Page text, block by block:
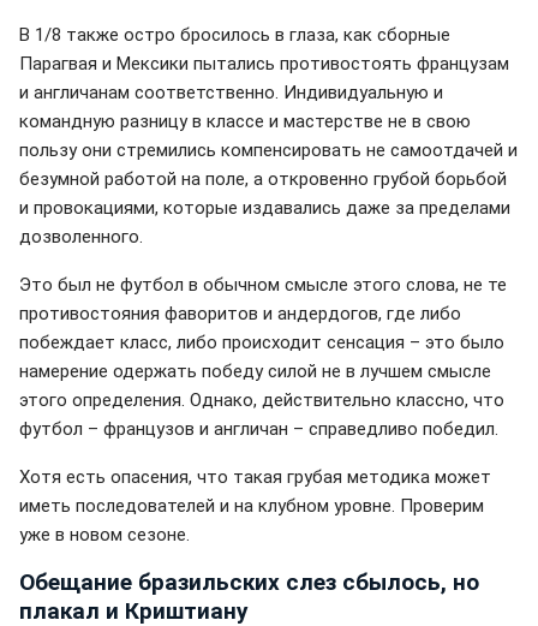
В 1/8 также остро бросилось в глаза, как сборные
Парагвая и Мексики пытались противостоять французам
и англичанам соответственно. Индивидуальную и
командную разницу в классе и мастерстве не в свою
пользу они стремились компенсировать не самоотдачей и
безумной работой на поле, а откровенно грубой борьбой
и провокациями, которые издавались даже за пределами
дозволенного.
Это был не футбол в обычном смысле этого слова, не те
противостояния фаворитов и андердогов, где либо
побеждает класс, либо происходит сенсация – это было
намерение одержать победу силой не в лучшем смысле
этого определения. Однако, действительно классно, что
футбол – французов и англичан – справедливо победил.
Хотя есть опасения, что такая грубая методика может
иметь последователей и на клубном уровне. Проверим
уже в новом сезоне.
Обещание бразильских слез сбылось, но
плакал и Криштиану